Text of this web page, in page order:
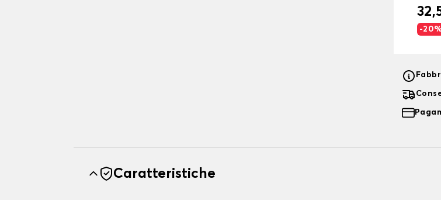
-
Caratteristiche